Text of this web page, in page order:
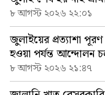
৮ আগস্ট ২০২৬ ২২:০১
জুলাইয়ের প্রত্যাশা
হওয়া পর্যন্ত আন্দোলন
৮ আগস্ট ২০২৬ ২১:৪৭